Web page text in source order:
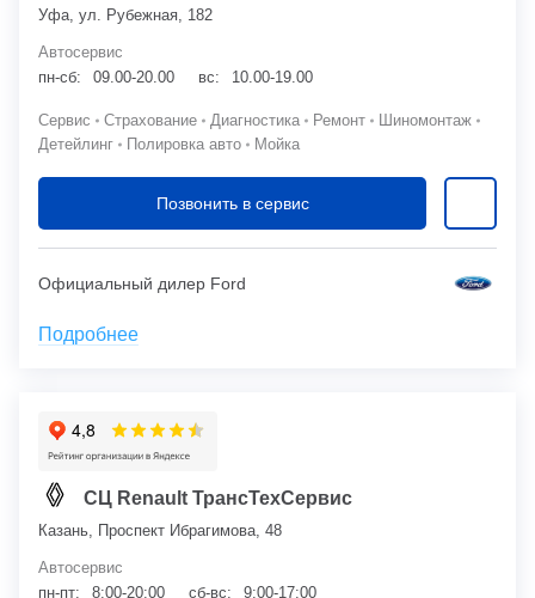
Уфа, ул. Рубежная, 182
Автосервис
пн-сб:
09.00-20.00 вс: 10.00-19.00
Сервис Страхование Диагностика Ремонт
Шиномонтаж
Детейлинг
Полировка авто Мойка
Позвонить в сервис
Официальный дилер Ford
Подробнее
СЦ Renault ТрансТехСервис
Казань, Проспект Ибрагимова, 48
Автосервис
пн-пт:
8:00-20:00 сб-вс: 9:00-17:00